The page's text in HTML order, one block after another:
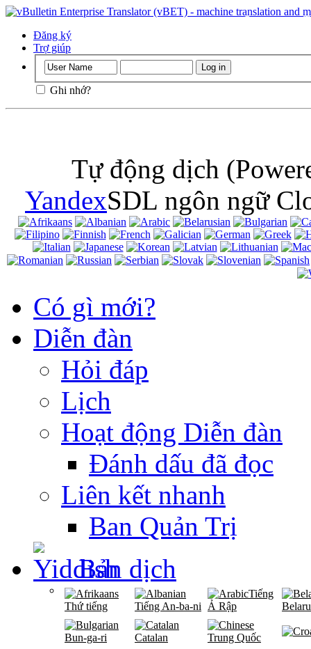
Quan trọng:
Đăng ký
Trợ giúp
Ghi nhớ?
Tự động dịch
YandexSDL ngôn ngữ
Có gì mới?
Diễn đàn
Hỏi đáp
Lịch
Hoạt động Diễn đàn
Đánh dấu đã đọc
Liên kết nhanh
Ban Quản Trị
Bản dịch
Thứ tiếng Tiếng An-ba-ni
Tiếng
Ả Rập
Bun-ga-ri Catalan Trung Quốc